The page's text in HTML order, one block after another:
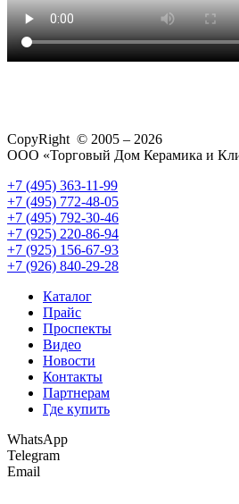
CopyRight © 2005 – 2026
ООО «Торговый Дом Керамика и
+7 (495) 363-11-99
+7 (495) 772-48-05
+7 (495) 792-30-46
+7 (925) 220-86-94
+7 (925) 156-67-93
+7 (926) 840-29-28
Каталог
Прайс
Проспекты
Видео
Новости
Контакты
Партнерам
Где купить
WhatsApp
Telegram
Email